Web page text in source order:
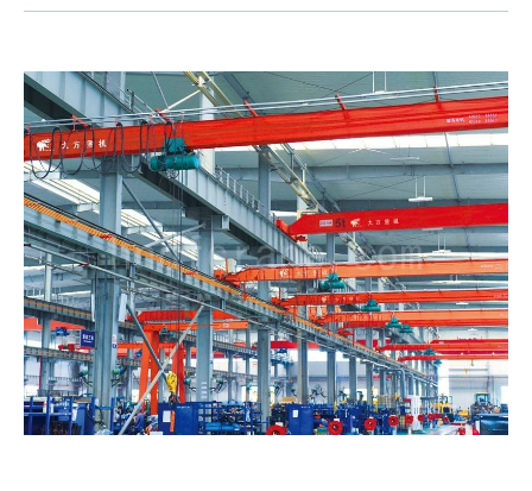
Українська
Беларуская мова
Kiswahili
Dansk
Norsk
O‘zbekcha